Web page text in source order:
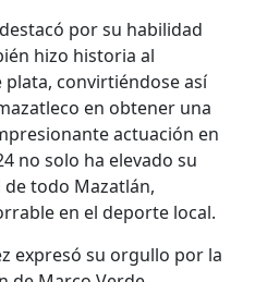
por su habilidad
hizo historia al
convirtiéndose así
en obtener una
actuación en
no solo ha elevado su
todo Mazatlán,
en el deporte local.
expresó su orgullo por la